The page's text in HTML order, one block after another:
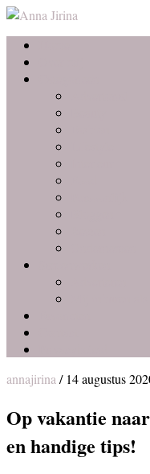
annajirina / 14 augustus
Op vakantie
en handige tips!